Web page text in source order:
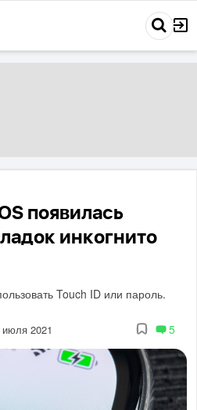
появилась
инкогнито
Touch ID или пароль.
июля 2021 5